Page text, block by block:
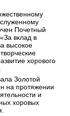
Почетный
вклад в
высокое
хорового
Золотой
на протяжении
и
хоровых